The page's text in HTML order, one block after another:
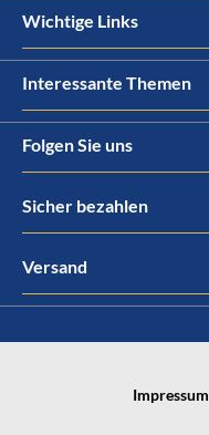
Wichtige Links
Interessante Themen
Folgen Sie uns
Sicher bezahlen
Versand
Impressum